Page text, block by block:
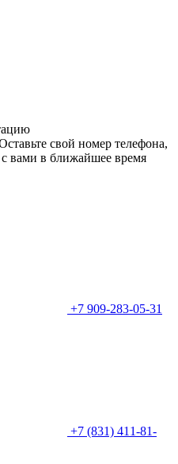
свой номер телефона,
вами в ближайшее время
+7 909-283-05-31
+7 (831) 411-81-